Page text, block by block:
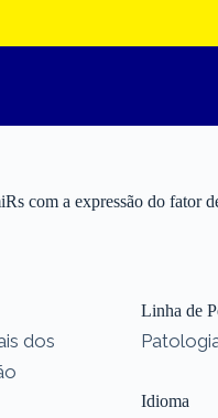
com a expressão do fator
dos
Linha de
Idioma